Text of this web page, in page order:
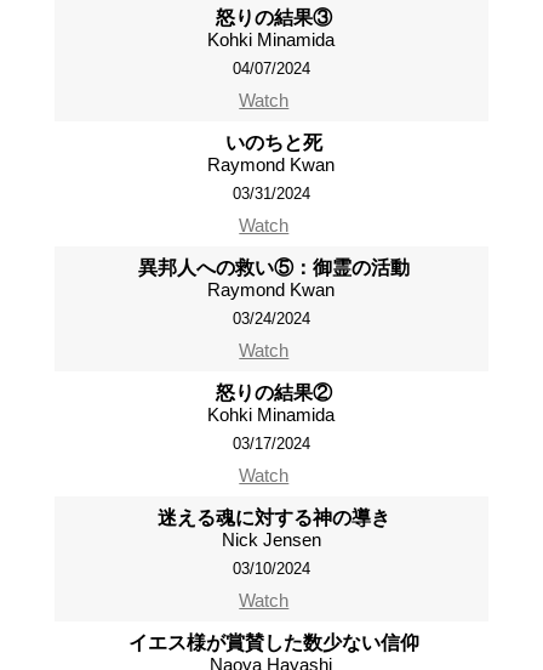
怒りの結果③
Kohki Minamida
04/07/2024
Watch
いのちと死
Raymond Kwan
03/31/2024
Watch
異邦人への救い⑤：御霊の活動
Raymond Kwan
03/24/2024
Watch
怒りの結果②
Kohki Minamida
03/17/2024
Watch
迷える魂に対する神の導き
Nick Jensen
03/10/2024
Watch
イエス様が賞賛した数少ない信仰
Naoya Hayashi